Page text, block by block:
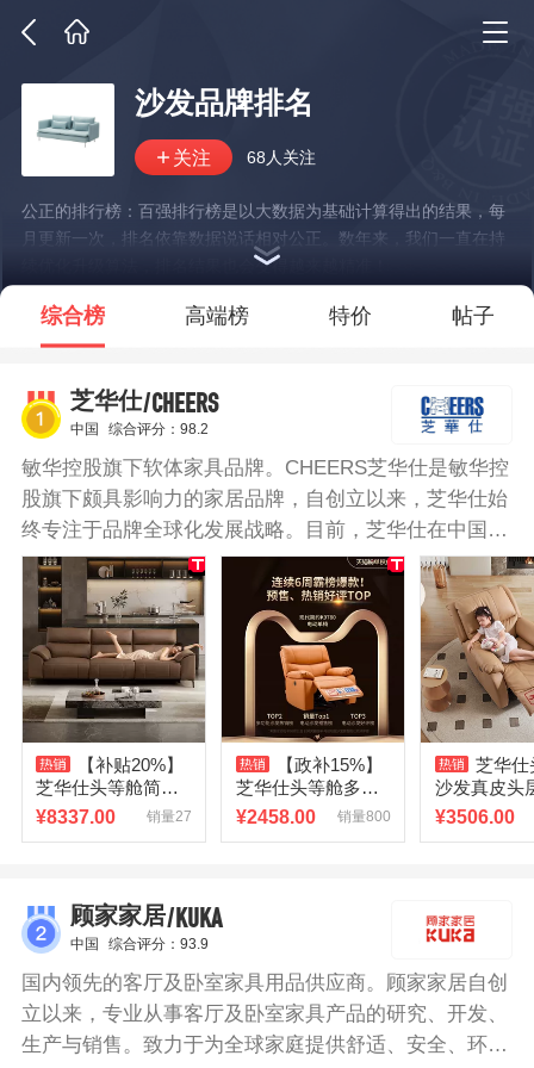
沙发品牌排名
68人关注
公正的排行榜：百强排行榜是以大数据为基础计算得出的结果，每
月更新一次，排名依靠数据说话相对公正。数年来，我们一直在持
续优化升级算法，排名结果也会变得越来越精准！
*说明：仅展示部分数据
综合榜 高端榜 特价 帖子
芝华仕/CHEERS
中国 综合评分：98.2
敏华控股旗下软体家具品牌。CHEERS芝华仕是敏华控
股旗下颇具影响力的家居品牌，自创立以来，芝华仕始
终专注于品牌全球化发展战略。目前，芝华仕在中国拥
有2600家品牌专卖店，在全球拥有超过3000个销售终
端，产品畅销美国、英国、加拿大、中国等100多个国
家及地区，运营网络横跨六大洲。芝华仕沙发一直专注
于产品的每一个细节，采用源自欧洲的头层牛皮、南美
森林的进口木材、碳钢合金架和自主研发高回弹性海绵
等材料，并对每件出厂产品都有严格的测试。
【补贴20%】
芝华仕头等舱简约
真牛皮沙发电动功
¥8337.00 销量27
【政补15%】
芝华仕头等舱多功
能单人沙发单椅坐
¥2458.00 销量800
芝华仕
沙发真皮头
休闲单人电
¥3506.00
顾家家居/KUKA
中国 综合评分：93.9
国内领先的客厅及卧室家具用品供应商。顾家家居自创
立以来，专业从事客厅及卧室家具产品的研究、开发、
生产与销售。致力于为全球家庭提供舒适、安全、环